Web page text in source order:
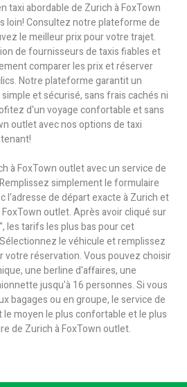
taxi abordable de Zurich à FoxTown
loin! Consultez notre plateforme de
le meilleur prix pour votre trajet.
de fournisseurs de taxis fiables et
comparer les prix et réserver
Notre plateforme garantit un
et sécurisé, sans frais cachés ni
d'un voyage confortable et sans
outlet avec nos options de taxi
à FoxTown outlet avec un service de
simplement le formulaire
l'adresse de départ exacte à Zurich et
outlet. Après avoir cliqué sur
les tarifs les plus bas pour cet
le véhicule et remplissez
votre réservation. Vous pouvez choisir
une berline d'affaires, une
jusqu'à 16 personnes. Si vous
bagages ou en groupe, le service de
moyen le plus confortable et le plus
de Zurich à FoxTown outlet.